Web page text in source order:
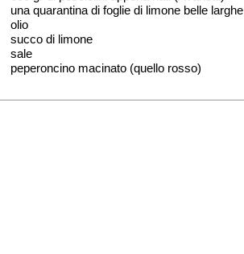
una quarantina di foglie di limone belle larghe
olio
succo di limone
sale
peperoncino macinato (quello rosso)